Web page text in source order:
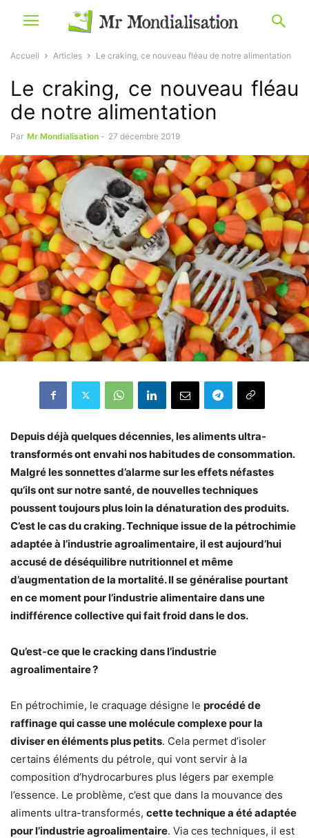
Accueil Articles Le craking, ce nouveau fléau de notre alimentation
Le craking, ce nouveau fléau
de notre alimentation
Par Mr Mondialisation - 27 décembre 2019
Depuis déjà quelques décennies, les aliments ultra-
transformés ont envahi nos habitudes de consommation.
Malgré les sonnettes d’alarme sur les effets néfastes
qu’ils ont sur notre santé, de nouvelles techniques
poussent toujours plus loin la dénaturation des produits.
C’est le cas du craking. Technique issue de la pétrochimie
adaptée à l’industrie agroalimentaire, il est aujourd’hui
accusé de déséquilibre nutritionnel et même
d’augmentation de la mortalité. Il se généralise pourtant
en ce moment pour l’industrie alimentaire dans une
indifférence collective qui fait froid dans le dos.
Qu’est-ce que le cracking dans l’industrie
agroalimentaire ?
En pétrochimie, le craquage désigne le procédé de
raffinage qui casse une molécule complexe pour la
diviser en éléments plus petits. Cela permet d’isoler
certains éléments du pétrole, qui vont servir à la
composition d’hydrocarbures plus légers par exemple
l’essence. Le problème, c’est que dans la mouvance des
aliments ultra-transformés, cette technique a été adaptée
pour l’industrie agroalimentaire. Via ces techniques, il est